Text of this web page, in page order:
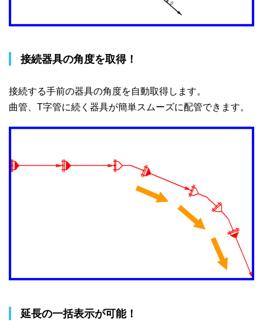
接続器具の角度を取得！
接続する手前の器具の角度を自動取得します。
曲管、T字管に続く器具が簡単スムーズに配管できます。
延長の一括表示が可能！